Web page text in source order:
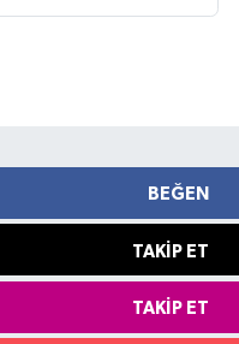
BEĞEN
TAKIP ET
TAKIP ET